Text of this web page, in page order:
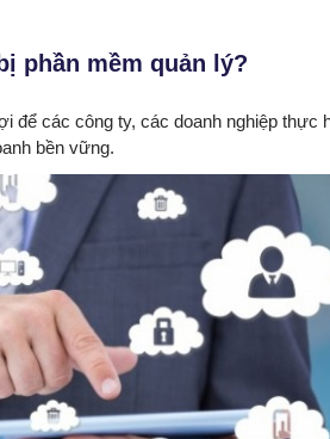
phần mềm quản lý?
để các công ty, các doanh nghiệp thực
bền vững.